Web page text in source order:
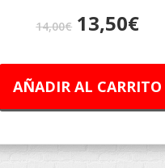
14,00€ 13,50€
AÑADIR AL CARRITO